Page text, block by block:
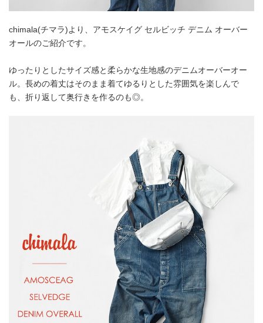
chimala(チマラ)より、アモスケイグ セルビッチ デニム オーバー
オールのご紹介です。
ゆったりとしたサイズ感と柔らかな生地感のデニムオーバーオー
ル。長めの着丈はそのまま着てゆるりとした雰囲気を楽しんで
も、折り返して奥行きを作るのも◎。